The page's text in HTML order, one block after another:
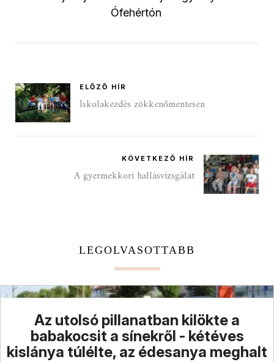
Ófehértón
ELŐZŐ HÍR
Iskolakezdés zökkenőmentesen
KÖVETKEZŐ HÍR
A gyermekkori hallásvizsgálat
LEGOLVASOTTABB
Az utolsó pillanatban kilökte a
babakocsit a sínekről - kétéves
kislánya túlélte, az édesanya meghalt